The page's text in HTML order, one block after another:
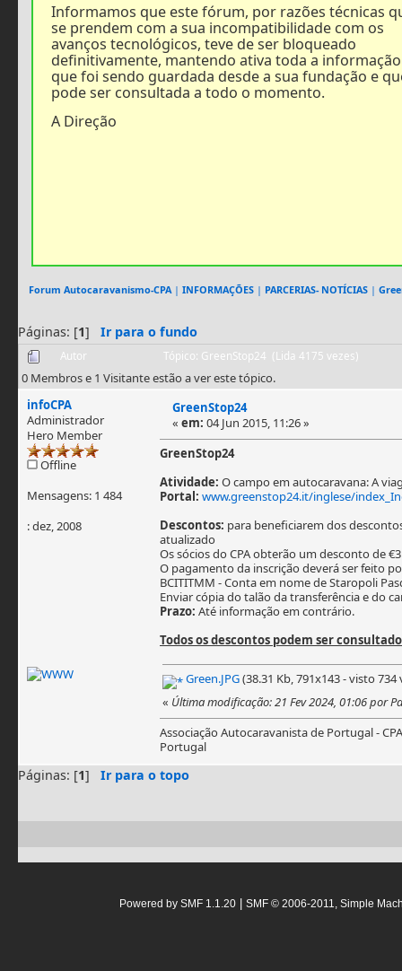
Informamos que este fórum, por razões técnicas
se prendem com a sua incompatibilidade com os
avanços tecnológicos, teve de ser bloqueado
definitivamente, mantendo ativa toda a informação
que foi sendo guardada desde a sua fundação e
pode ser consultada a todo o momento.
A Direção
Forum Autocaravanismo-CPA| INFORMAÇÕES| PARCERIAS- NOTÍCIAS|
Páginas: [1] Ir para o fundo
Autor Tópico: GreenStop24 (Lida 4175 vezes)
0 Membros e 1 Visitante estão a ver este tópico.
infoCPA
Administrador
Hero Member
Offline
Mensagens: 1 484
: dez, 2008
GreenStop24
« em: 04 Jun 2015, 11:26 »
GreenStop24
Atividade: O campo em autocaravana: A
Portal: www.greenstop24.it/inglese/
Descontos: para beneficiarem dos
atualizado
Os sócios do CPA obterão um desconto de
O pagamento da inscrição deverá ser feito
BCITITMM - Conta em nome de Staropoli
Enviar cópia do talão da transferência e do
Prazo: Até informação em contrário.
Todos os descontos podem ser
Green.JPG(38.31 Kb, 791x143 - visto 734
« Última modificação: 21 Fev 2024, 01:06 por
Associação Autocaravanista de Portugal - CPA
Portugal
Páginas: [1] Ir para o topo
Powered by SMF 1.1.20 | SMF © 2006-2011, Simple